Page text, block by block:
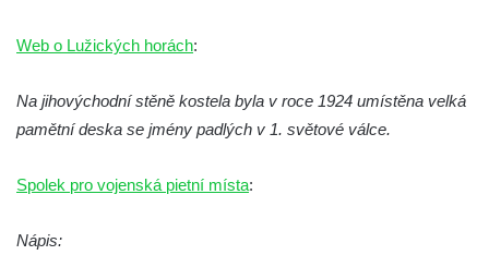
Pomník obětem válek na Náměstí v
Kenotaf Jana Mojžiše na hřbitově ve
Velešíně
Velešíně
Web o Lužických horách:
Na jihovýchodní stěně kostela byla v roce 1924 umístěna velká
pamětní deska se jmény padlých v 1. světové válce.
Spolek pro vojenská pietní místa:
Nápis: